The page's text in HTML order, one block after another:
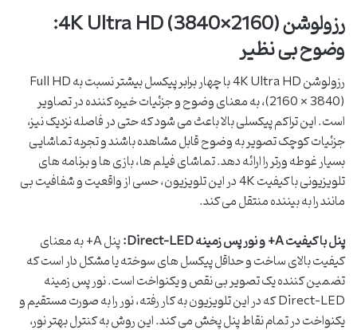
رزولوشن 4K Ultra HD (3840×2160):
وضوح بی نظیر
رزولوشن 4K Ultra HD با چهار برابر پیکسل بیشتر نسبت به Full HD
(2160 × 3840)، به معنای وضوح و جزئیات خیره کننده در تصاویر
است. این تراکم پیکسلی بالا باعث می شود که حتی در فاصله نزدیک نیز،
جزئیات کوچک تصویر به وضوح قابل مشاهده باشند و تجربه تماشایی
بسیار غوطه ورتر را ارائه دهد. تماشای فیلم ها، بازی ها و برنامه های
تلویزیونی با کیفیت 4K در این تلویزیون، حسی از واقعیت و شفافیت بی
مانند را به بیننده منتقل می کند.
پنل با کیفیت A+ و نور پس زمینه Direct-LED:
پنل A+ به معنای
کیفیت بالای ساخت و حداقل پیکسل های سوخته یا مشکل دار است که
تضمین کننده یک تصویر بی نقص و یکنواخت است. نور پس زمینه
Direct-LED که در این تلویزیون به کار رفته، نور را به صورت مستقیم و
یکنواخت در تمام نقاط پنل پخش می کند. این روش به کنترل بهتر نور،